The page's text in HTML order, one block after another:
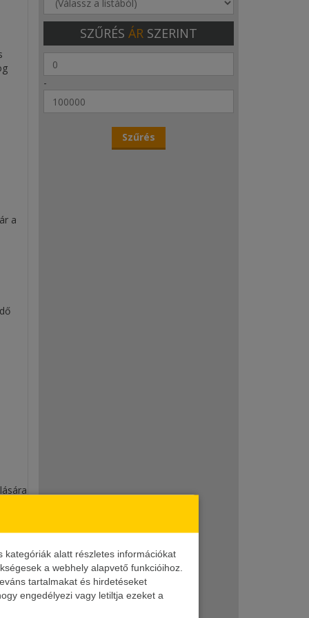
kategóriák alatt részletes információkat
a webhely alapvető funkcióihoz.
tartalmakat és hirdetéseket
engedélyezi vagy letiltja ezeket a
a
SZŰRÉS ÁR SZERINT
-